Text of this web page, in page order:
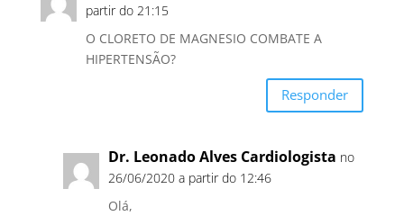
partir do 21:15
O CLORETO DE MAGNESIO COMBATE A
HIPERTENSÃO?
Responder
Dr. Leonado Alves Cardiologista no
26/06/2020 a partir do 12:46
Olá,